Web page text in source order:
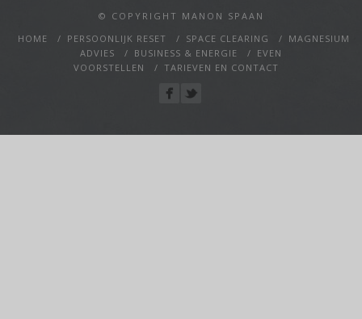
© COPYRIGHT MANON SPAAN
HOME
PERSOONLIJK RESET SPACE CLEARING
MAGNESIUM
ADVIES
BUSINESS & ENERGIE
EVEN
VOORSTELLEN
TARIEVEN EN CONTACT